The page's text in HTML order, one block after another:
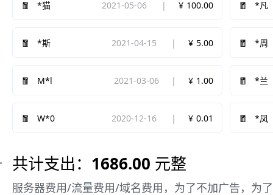
*猫 2021-05-06 100.00 *凡
*斯 2021-04-15 5.00 *周
M*l 2021-03-06 1.00 *兰
W*0 2020-12-16 0.01 *凤
共计支出： 1686.00 元整
服务器费用/流量费用/域名费用，为了不加广告，为